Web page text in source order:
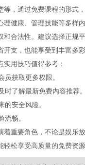
，通过免费课程的形式
健康、管理技能等多样
合法性。建议选择正规
支，也能享受到丰富多
用技巧值得参考：
获取更多权限。
时了解最新免费内容推荐
安全风险。
畅。
重要角色，不论是娱乐
松享受高质量的免费资